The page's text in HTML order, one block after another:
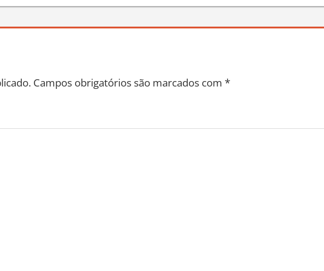
Campos obrigatórios são marcados com